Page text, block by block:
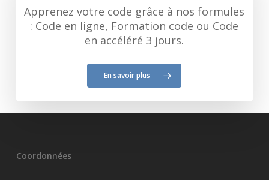
Apprenez votre code grâce à nos formules
: Code en ligne, Formation code ou Code
en accéléré 3 jours.
En savoir plus
Coordonnées